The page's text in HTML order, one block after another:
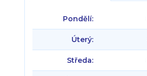
Pondělí:
Úterý:
Středa: